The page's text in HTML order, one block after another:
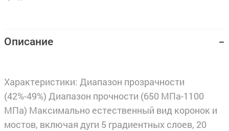
Описание
Характеристики: Диапазон прозрачности
(42%-49%) Диапазон прочности (650 МПа-1100
МПа) Максимально естественный вид коронок и
мостов, включая дуги 5 градиентных слоев, 20